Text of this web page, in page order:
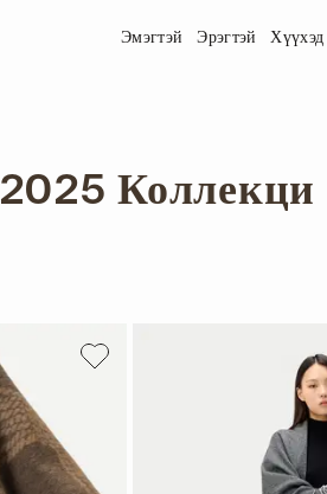
Эмэгтэй Эрэгтэй Хүүхэд
Коллекци